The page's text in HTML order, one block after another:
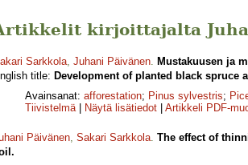
kirjoittajalta
Sarkkola, Juhani Päivänen. Mustakuusen ja
title: Development of planted black spruce
Avainsanat: afforestation; Pinus sylvestris;
Tiivistelmä| Näytä lisätiedot Artikkeli PDF-
Päivänen, Sakari Sarkkola. The effect of